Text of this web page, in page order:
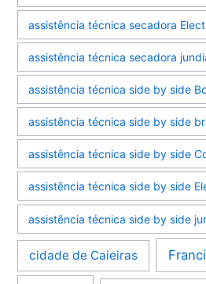
assistência técnica secadora
assistência técnica secadora
assistência técnica side by side
assistência técnica side by side
assistência técnica side by side
assistência técnica side by side
assistência técnica side by side
cidade de Caieiras